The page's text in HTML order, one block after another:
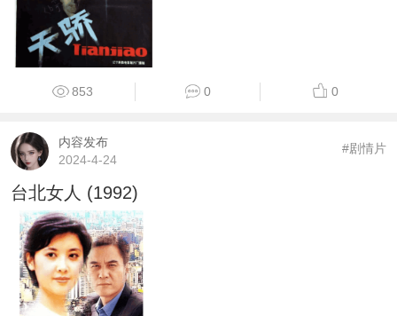
853 0 0
内容发布
2024-4-24
#剧情片
台北女人 (1992)